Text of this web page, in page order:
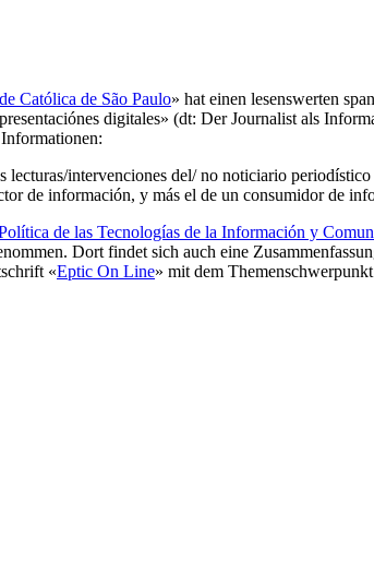
Católica de São Paulo» hat einen lesenswerten
digitales» (dt: Der Journalist als
intervenciones del/ no noticiario
de información, y más el de un consumidor de
de las Tecnologías de la Información y
Dort findet sich auch eine
«Eptic On Line» mit dem